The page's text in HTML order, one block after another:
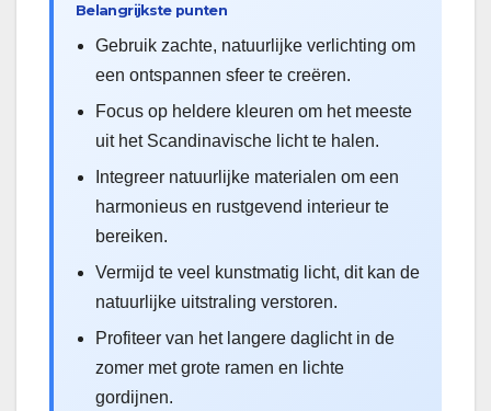
Belangrijkste punten
Gebruik zachte, natuurlijke verlichting om
een ontspannen sfeer te creëren.
Focus op heldere kleuren om het meeste
uit het Scandinavische licht te halen.
Integreer natuurlijke materialen om een
harmonieus en rustgevend interieur te
bereiken.
Vermijd te veel kunstmatig licht, dit kan de
natuurlijke uitstraling verstoren.
Profiteer van het langere daglicht in de
zomer met grote ramen en lichte
gordijnen.